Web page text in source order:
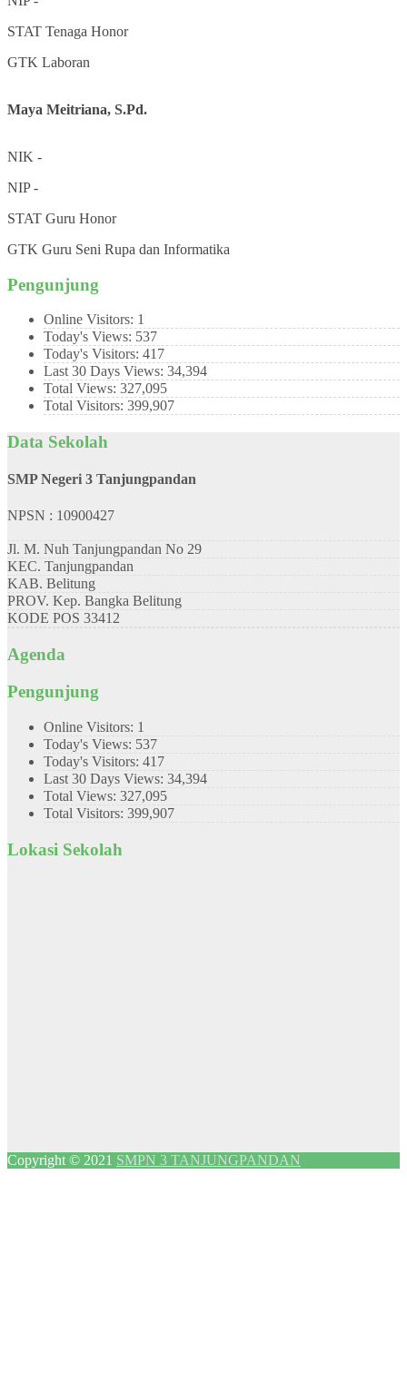
STAT Tenaga Honor
GTK Laboran
Maya Meitriana, S.Pd.
NIK -
NIP-
STAT Guru Honor
GTK Guru Seni Rupa dan Informatika
Pengunjung
Online Visitors: 1
Today's Views: 537
Today's Visitors: 417
Last 30 Days Views: 34,394
Total Views: 327,095
Total Visitors: 399,907
Data Sekolah
SMP Negeri 3 Tanjungpandan
NPSN : 10900427
Jl. M. Nuh Tanjungpandan No 29
KEC. Tanjungpandan
KAB. Belitung
PROV. Kep. Bangka Belitung
KODE POS 33412
Agenda
Pengunjung
Online Visitors: 1
Today's Views: 537
Today's Visitors: 417
Last 30 Days Views: 34,394
Total Views: 327,095
Total Visitors: 399,907
Lokasi Sekolah
Copyright © 2021 SMPN 3 TANJUNGPANDAN